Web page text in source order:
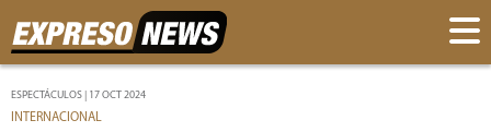
ESPECTÁCULOS | 17 OCT 2024
INTERNACIONAL